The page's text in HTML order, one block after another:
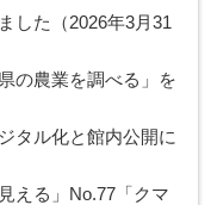
した（2026年3月31
の農業を調べる」を
タル化と館内公開に
える」No.77「クマ